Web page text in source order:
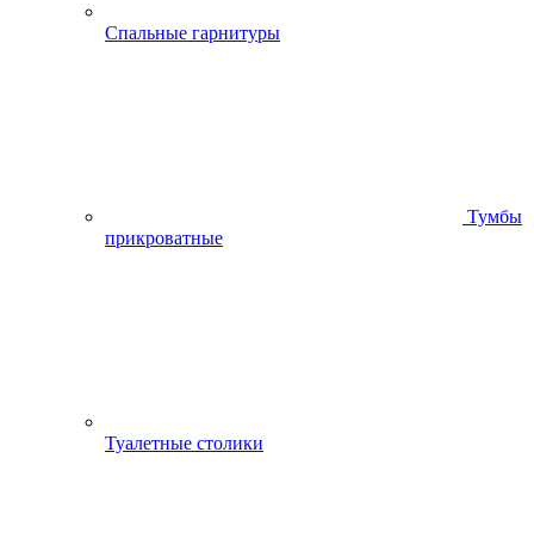
Спальные гарнитуры
Тумбы
прикроватные
Туалетные столики